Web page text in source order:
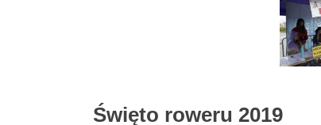
Święto roweru 2019